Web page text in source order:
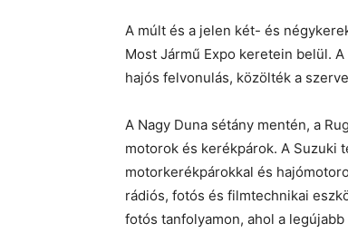
A múlt és a jelen két- és
Most Jármű Expo keretein belül.
hajós felvonulás, közölték a
A Nagy Duna sétány mentén, a
motorok és kerékpárok. A Suzuki
motorkerékpárokkal és
rádiós, fotós és filmtechnikai
fotós tanfolyamon, ahol a